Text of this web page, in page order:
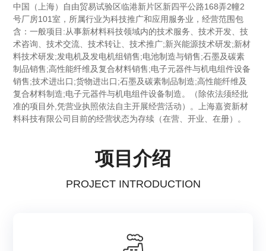
中国（上海）自由贸易试验区临港新片区新四平公路168弄2幢2
号厂房101室，所属行业为科技推广和应用服务业，经营范围包
含：一般项目:从事新材料科技领域内的技术服务、技术开发、技
术咨询、技术交流、技术转让、技术推广;新兴能源技术研发;新材
料技术研发;发电机及发电机组销售;电池制造与销售;石墨及碳素
制品销售;高性能纤维及复合材料销售;电子元器件与机电组件设备
销售;技术进出口;货物进出口;石墨及碳素制品制造;高性能纤维及
复合材料制造;电子元器件与机电组件设备制造。（除依法须经批
准的项目外,凭营业执照依法自主开展经营活动）。上海嘉资新材
料科技有限公司目前的经营状态为存续（在营、开业、在册）。
项目介绍
PROJECT INTRODUCTION